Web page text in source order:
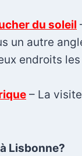
du soleil
un autre
endroits
– La
Lisbonne?